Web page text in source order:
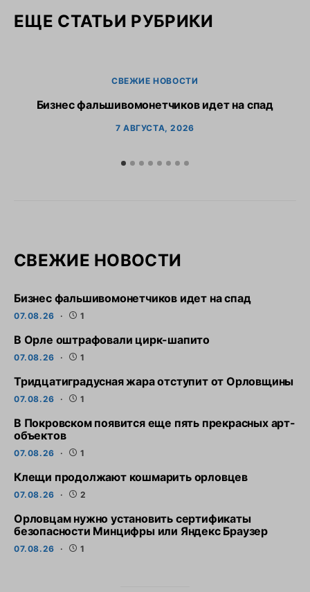
ЕЩЕ СТАТЬИ РУБРИКИ
СВЕЖИЕ НОВОСТИ
Бизнес фальшивомонетчиков идет на спад
7 АВГУСТА, 2026
СВЕЖИЕ НОВОСТИ
Бизнес фальшивомонетчиков идет на спад
07.08.26 1
В Орле оштрафовали цирк-шапито
07.08.26 1
Тридцатиградусная жара отступит от Орловщины
07.08.26 1
В Покровском появится еще пять прекрасных арт-
объектов
07.08.26 1
Клещи продолжают кошмарить орловцев
07.08.26 2
Орловцам нужно установить сертификаты
безопасности Минцифры или Яндекс Браузер
07.08.26 1